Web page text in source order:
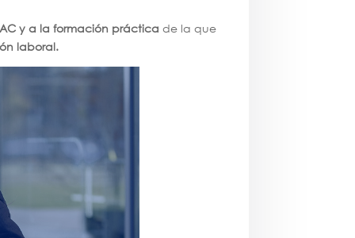
y a la formación práctica de la que
laboral.